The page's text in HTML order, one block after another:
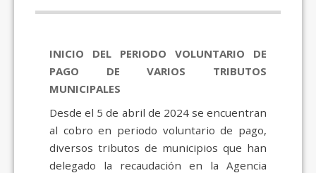
INICIO DEL PERIODO VOLUNTARIO DE
PAGO DE VARIOS TRIBUTOS
MUNICIPALES
Desde el 5 de abril de 2024 se encuentran
al cobro en periodo voluntario de pago,
diversos tributos de municipios que han
delegado la recaudación en la Agencia